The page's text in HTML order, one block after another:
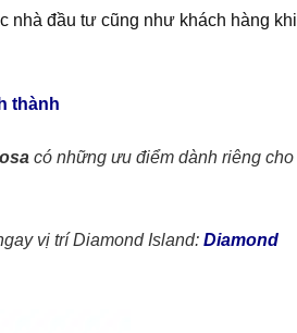
nhà đầu tư cũng như khách hàng khi
thành
có những ưu điểm dành riêng cho
vị trí Diamond Island: Diamond